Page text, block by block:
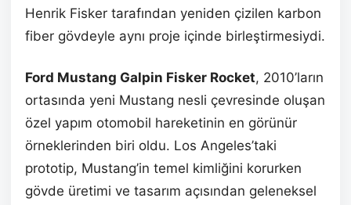
Henrik Fisker tarafından yeniden çizilen karbon
fiber gövdeyle aynı proje içinde birleştirmesiydi.
Ford Mustang Galpin Fisker Rocket, 2010’ların
ortasında yeni Mustang nesli çevresinde oluşan
özel yapım otomobil hareketinin en görünür
örneklerinden biri oldu. Los Angeles’taki
prototip, Mustang’in temel kimliğini korurken
gövde üretimi ve tasarım açısından geleneksel